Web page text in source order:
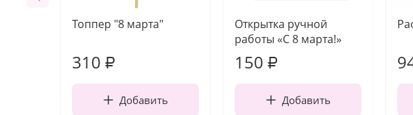
Топпер "8 марта"
310 ₽
Добавить
Открытка ручной
работы «С 8 марта!»
150 ₽
Добавить